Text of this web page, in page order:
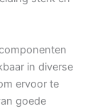
in diverse
ervoor te
goede